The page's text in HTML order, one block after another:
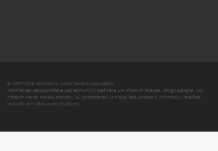
© 2007–2018 Iepirkumi.lv. Visas tiesības aizsargātas.
Informācijas pārpublicēšana bez iepirkumi.lv īpašnieka SIA Imperum atļaujas, stingri aizliegta. SIA
Imperum nenes nekādu atbildību, ja, pamatojoties uz mājas lapā atrodamo informāciju, radušies
materiāli vai citāda veida zaudējumi.